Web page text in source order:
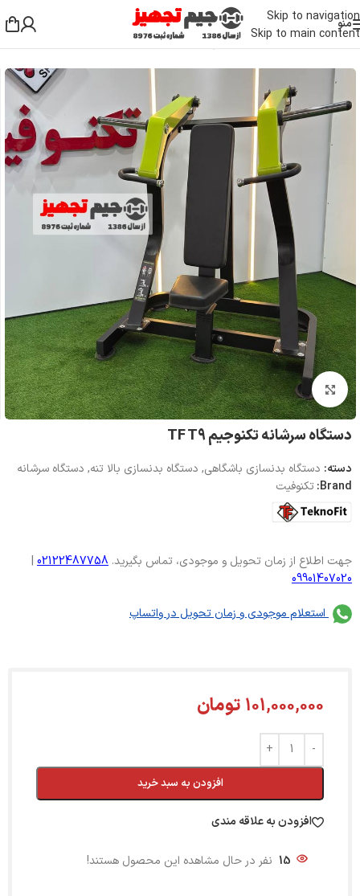
Skip to navigation
Skip to main content
منو
دستگاه بدنسازی باشگاهی/دستگاه بدنسازی بالا تنه
بزرگنمایی تصویر
دستگاه سرشانه تکنوجیم TF T9
دسته: دستگاه بدنسازی باشگاهی, دستگاه بدنسازی بالا تنه, دستگاه سرشانه
Brand: تکنوفیت
جهت اطلاع از زمان تحویل و موجودی، تماس بگیرید. 02122487758
|
09901407020
استعلام موجودی و زمان تحویل در واتساپ
101,000,000 تومان
افزودن به سبد خرید
افزودن به علاقه مندی
15 نفر در حال مشاهده این محصول هستند!